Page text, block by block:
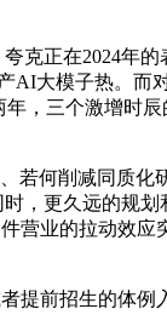
克正在2024年
大模子热。而
，三个激增时
何削减同质化
，更久远的规
业的拉动效应
前招生的体例